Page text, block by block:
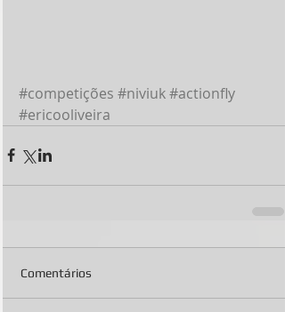
#competições #niviuk#actionfly
#ericooliveira
Comentários